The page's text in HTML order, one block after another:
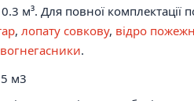
м³. Для повної комплектації
, лопату совкову, відро
вогнегасники.
м3